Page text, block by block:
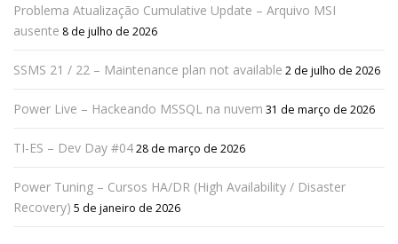
Problema Atualização Cumulative Update – Arquivo MSI
ausente 8 de julho de 2026
SSMS 21 / 22 – Maintenance plan not available 2 de julho de 2026
Power Live – Hackeando MSSQL na nuvem 31 de março de 2026
TI-ES – Dev Day #0428 de março de 2026
Power Tuning – Cursos HA/DR (High Availability / Disaster
Recovery) 5 de janeiro de 2026